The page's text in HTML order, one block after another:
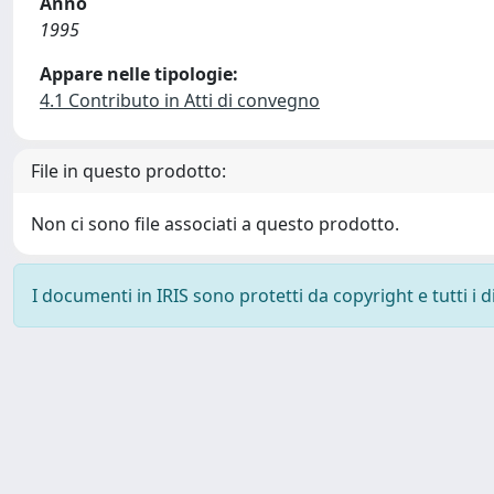
1995
Appare nelle tipologie:
4.1 Contributo in Atti di convegno
File in questo prodotto:
Non ci sono file associati a questo prodotto.
I documenti in IRIS sono protetti da copyright e tutti i